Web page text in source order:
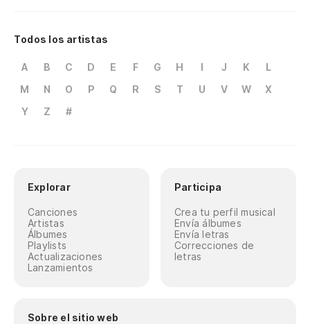
Todos los artistas
A B C D E F G H I J K
L
M
N O P Q R S T U V W
X
Y
Z #
Explorar
Canciones
Artistas
Álbumes
Playlists
Actualizaciones
Lanzamientos
Participa
Crea tu perfil musical
Envía álbumes
Envía letras
Correcciones de
letras
Sobre el sitio web